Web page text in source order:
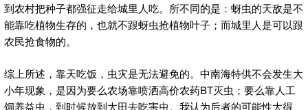
到农村把种子都强征走给城里人吃。所不同的是：蚜虫的天敌是不
能靠吃植物生存的，也就不跟蚜虫抢植物叶子；而城里人是可以跟
农民抢食物的。
综上所述，靠天吃饭，虫灾是无法避免的。中南海特供不会发生大
小年现象，是因为要么农场靠喷洒高价农药BT灭虫；要么靠人工
饲养益虫，到时候放到大田去吃害虫。我认为后者的可能性大得